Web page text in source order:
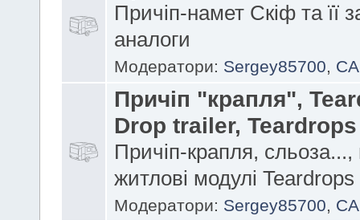
Причіп-намет Скіф та її
аналоги
Модератори: Sergey85700,
Причіп "крапля",
Drop trailer, Teardrops
Причіп-крапля, сльоза...,
житлові модулі Teardrops
Модератори: Sergey85700,